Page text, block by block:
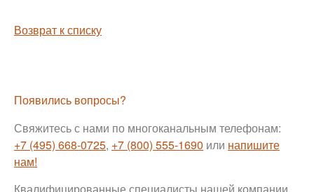
Возврат к списку
Появились вопросы?
Свяжитесь с нами по многоканальным телефонам:
+7 (495) 668-0725, +7 (800) 555-1690 или напишите
нам!